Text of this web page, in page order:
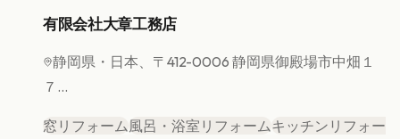
有限会社大章工務店
静岡県 ・日本、〒412-0006 静岡県御殿場市中畑１
７...
窓リフォーム風呂・浴室リフォームキッチンリフォー